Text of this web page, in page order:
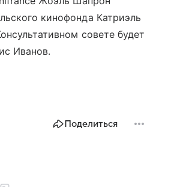
кинофонда Катриэль
совете будет
Иванов.
Поделиться